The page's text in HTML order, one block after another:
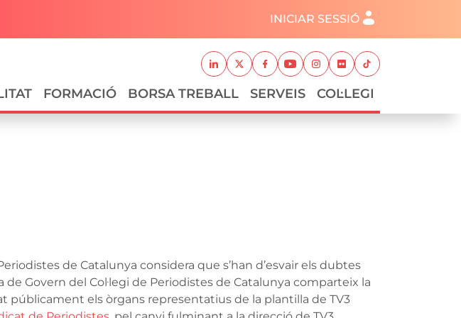
Menú del compte d'usuari
INICIAR SESSIÓ
Xarxes socials
LinkedinTwitterFacebook
YoutubeInstagram
FlickrTikTok
principal
FORMACIÓ BORSA TREBALL SERVEIS COL·LEGI
de Catalunya considera que s’han d’esvair els dubtes
Govern del Col·legi de Periodistes de Catalunya comparteix la
públicament els òrgans representatius de la plantilla de TV3